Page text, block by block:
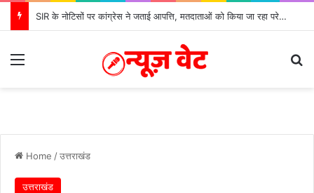
SIR के नोटिसों पर कांग्रेस ने जताई आपत्ति, मतदाताओं को किया जा रहा परेशान: बोले राष्ट्रीय प्रवक्ता आलोक शर्मा
Home /उत्तराखंड
उत्तराखंड